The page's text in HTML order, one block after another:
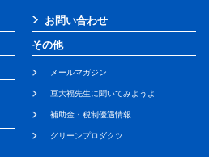
お問い合わせ
その他
メールマガジン
豆大福先生に聞いてみようよ
補助金・税制優遇情報
グリーンプロダクツ